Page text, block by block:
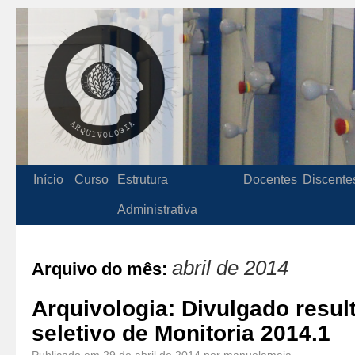
Início Curso Estrutura
Administrativa
Docentes
Arquivo do mês: abril de 2014
Arquivologia: Divulgado
seletivo de Monitoria 2014.1